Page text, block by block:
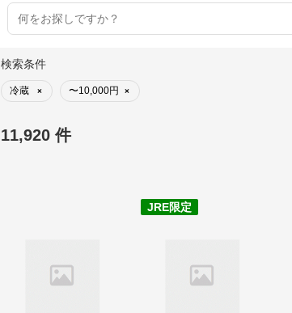
検索条件
冷蔵 × 〜10,000円 ×
11,920 件